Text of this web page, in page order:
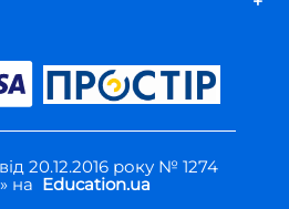
20.12.2016 року № 1274
на Education.ua